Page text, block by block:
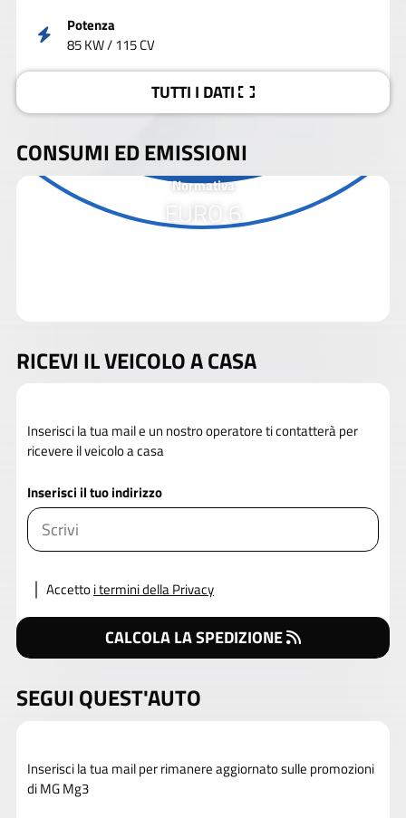
Potenza
85 KW / 115 CV
TUTTI I DATI
CONSUMI ED EMISSIONI
Normativa
EURO 6
RICEVI IL VEICOLO A CASA
Inserisci la tua mail e un nostro operatore ti contatterà per
ricevere il veicolo a casa
Inserisci il tuo indirizzo
Accettoi termini della Privacy
CALCOLA LA SPEDIZIONE
SEGUI QUEST'AUTO
Inserisci la tua mail per rimanere aggiornato sulle promozioni
di MG Mg3